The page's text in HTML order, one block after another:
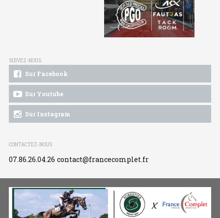
SUIVEZ-NOUS
Sur Facebook
Sur Youtube
Sur Instagram
CONTACTEZ-NOUS
07.86.26.04.26 contact@francecomplet.fr